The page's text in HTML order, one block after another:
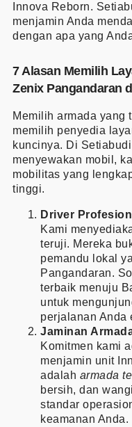
Innova Reborn.
menjamin Anda
dengan apa yang
7 Alasan Memilih
Zenix Pangandaran
Memilih armada yang
memilih penyedia
kuncinya. Di
menyewakan mobil,
mobilitas yang
tinggi.
Driver
Kami
teruji. Mereka
pemandu lokal
Pangandaran.
terbaik menuju
untuk
perjalanan Anda
Jaminan
Komitmen kami
menjamin unit
adalah armada
bersih, dan
standar
keamanan Anda.